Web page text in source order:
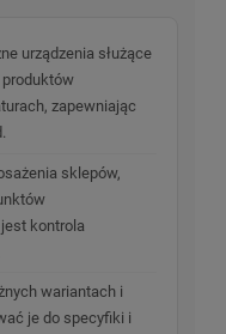
urządzenia służące
zapewniając
sklepów,
kontrola
wariantach i
je do specyfiki i